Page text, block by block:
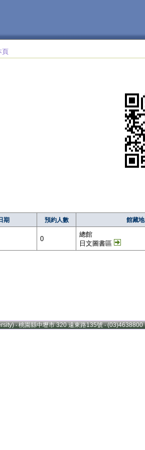
頁
期 預約人數 館藏地
0
總館
日文圖書區
‧ 桃園縣中壢市 320 遠東路135號 ‧ (03)4638800